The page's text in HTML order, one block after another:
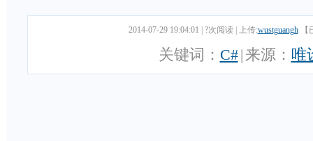
2014-07-29 19:04:01 ?次阅读 上传:wustguangh
关键词： C#| 来源： 唯